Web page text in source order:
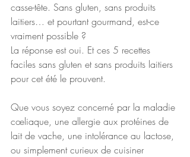
casse-tête. Sans gluten, sans produits
laitiers… et pourtant gourmand, est-ce
vraiment possible ?
La réponse est oui. Et ces 5 recettes
faciles sans gluten et sans produits laitiers
pour cet été le prouvent.
Que vous soyez concerné par la maladie
cœliaque, une allergie aux protéines de
lait de vache, une intolérance au lactose,
ou simplement curieux de cuisiner